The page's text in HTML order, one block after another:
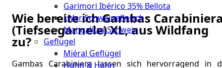
Garimori Ibérico 35% Bellota
LiVar Schweinefleisch
Mangalitza Schwein
Geflügel
Miéral Geflügel
Huhn & Hahn
Wie bereite ich Gambas
(Tiefseegarnele) XL, aus Wildfang
zu?
Gambas Carabiniera lassen sich hervorragend in